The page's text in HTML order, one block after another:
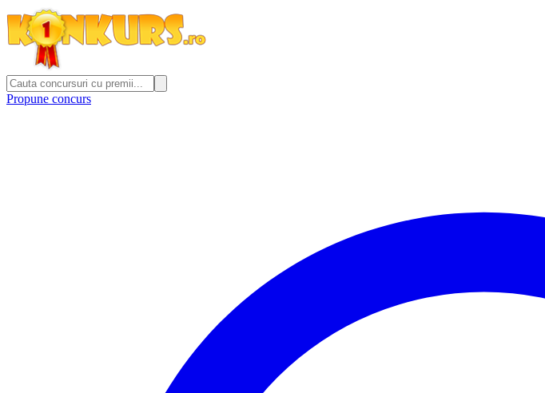
Propune concurs